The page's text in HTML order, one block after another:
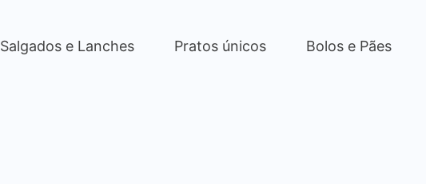
Salgados e Lanches Pratos únicos Bolos e Pães